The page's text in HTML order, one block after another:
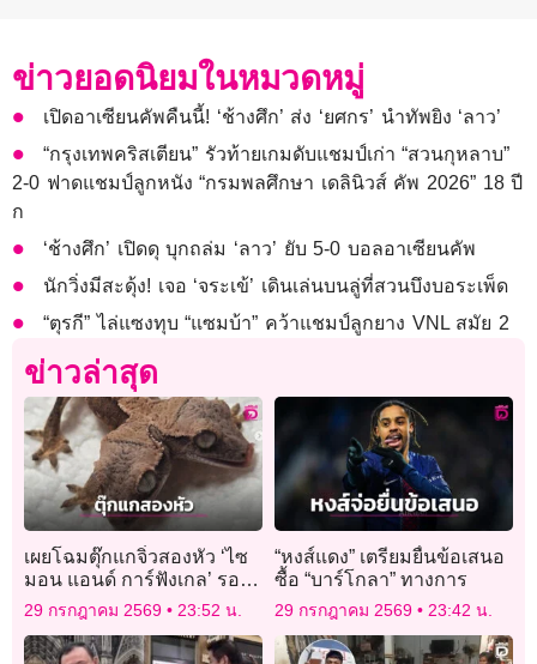
ข่าวยอดนิยมในหมวดหมู่
เปิดอาเซียนคัพคืนนี้! ‘ช้างศึก’ ส่ง ‘ยศกร’ นำทัพยิง ‘ลาว’
“กรุงเทพคริสเตียน” รัวท้ายเกมดับแชมป์เก่า “สวนกุหลาบ”
2-0 ฟาดแชมป์ลูกหนัง “กรมพลศึกษา เดลินิวส์ คัพ 2026” 18 ปี
ก
‘ช้างศึก’ เปิดดุ บุกถล่ม ‘ลาว’ ยับ 5-0 บอลอาเซียนคัพ
นักวิ่งมีสะดุ้ง! เจอ ‘จระเข้’ เดินเล่นบนลู่ที่สวนบึงบอระเพ็ด
“ตุรกี” ไล่แซงทุบ “แซมบ้า” คว้าแชมป์ลูกยาง VNL สมัย 2
ข่าวล่าสุด
เผยโฉมตุ๊กแกจิ๋วสองหัว ‘ไซ
มอน แอนด์ การ์ฟังเกล’ รอด
ชีวิตครบ 1 เดือน
29 กรกฎาคม 2569 23:52 น.
“หงส์แดง” เตรียมยื่นข้อเสนอ
ซื้อ “บาร์โกลา” ทางการ
29 กรกฎาคม 2569 23:42 น.